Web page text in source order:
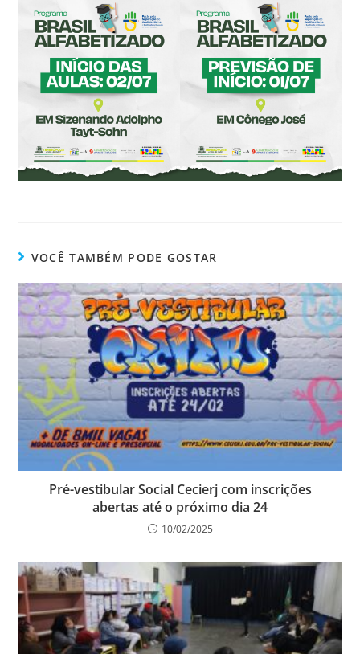
VOCÊ TAMBÉM PODE GOSTAR
Pré-vestibular Social Cecierj com inscrições
abertas até o próximo dia 24
10/02/2025